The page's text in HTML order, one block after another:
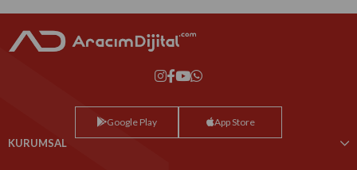
Google Play App Store
KURUMSAL